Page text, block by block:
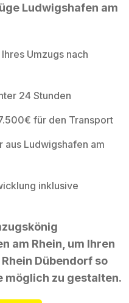
Ludwigshafen am
Umzugs nach
24 Stunden
für den Transport
aus Ludwigshafen am
inklusive
am Rhein, um Ihren
Dübendorf so
möglich zu gestalten.